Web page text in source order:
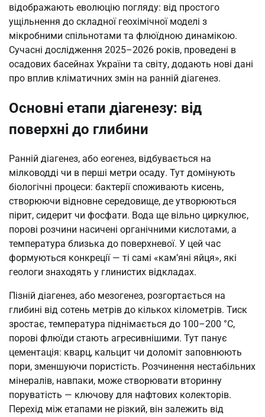
відображають еволюцію погляду: від простого
ущільнення до складної геохімічної моделі з
мікробними спільнотами та флюїдною динамікою.
Сучасні дослідження 2025–2026 років, проведені в
осадових басейнах України та світу, додають нові дані
про вплив кліматичних змін на ранній діагенез.
Основні етапи діагенезу: від
поверхні до глибини
Ранній діагенез, або еогенез, відбувається на
мілководді чи в перші метри осаду. Тут домінують
біологічні процеси: бактерії споживають кисень,
створюючи відновне середовище, де утворюються
пірит, сидерит чи фосфати. Вода ще вільно циркулює,
порові розчини насичені органічними кислотами, а
температура близька до поверхневої. У цей час
формуються конкреції — ті самі «кам’яні яйця», які
геологи знаходять у глинистих відкладах.
Пізній діагенез, або мезогенез, розгортається на
глибині від сотень метрів до кількох кілометрів. Тиск
зростає, температура піднімається до 100–200 °C,
порові флюїди стають агресивнішими. Тут панує
цементація: кварц, кальцит чи доломіт заповнюють
пори, зменшуючи пористість. Розчинення нестабільних
мінералів, навпаки, може створювати вторинну
поруватість — ключову для нафтових колекторів.
Перехід між етапами не різкий, він залежить від